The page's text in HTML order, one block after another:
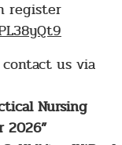
register
us via
Nursing
2026”